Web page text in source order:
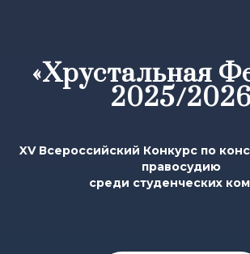
«Хрустальная
2025/
XV Всероссийский Конкурс по
правосудию
среди студенческих